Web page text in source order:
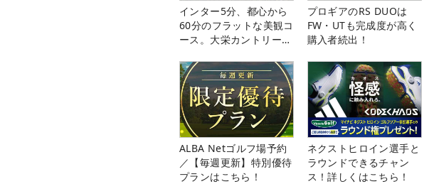
インター5分、都心から
60分のフラットな美観コ
ース。大栄カントリー俱
プロギアのRS DUOは
FW・UTも完成度が高く
購入者続出！
ALBA Netゴルフ場予約
／【毎週更新】特別優待
プランはこちら！
ネクストヒロイン選手と
ラウンドできるチャン
ス！詳しくはこちら！